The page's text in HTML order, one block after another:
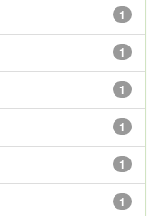
1
1
1
1
1
1